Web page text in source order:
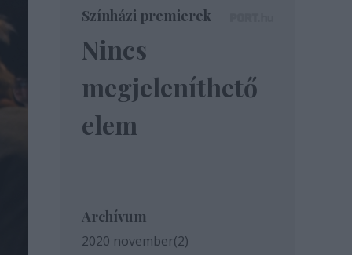
Színházi premierek
Nincs
megjeleníthető
elem
Archívum
2020 november(2)